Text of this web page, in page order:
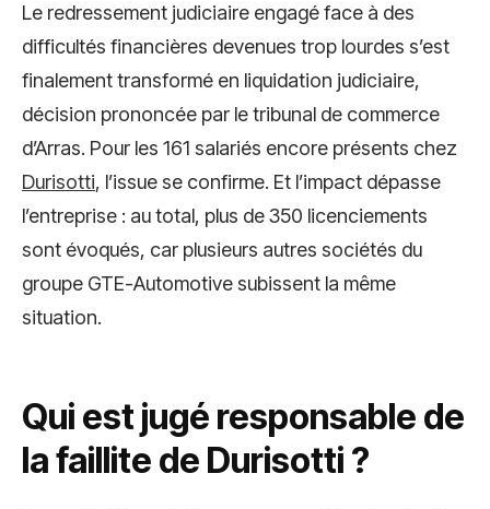
Le redressement judiciaire engagé face à des
difficultés financières devenues trop lourdes s’est
finalement transformé en liquidation judiciaire,
décision prononcée par le tribunal de commerce
d’Arras. Pour les 161 salariés encore présents chez
Durisotti, l’issue se confirme. Et l’impact dépasse
l’entreprise : au total, plus de 350 licenciements
sont évoqués, car plusieurs autres sociétés du
groupe GTE-Automotive subissent la même
situation.
Qui est jugé responsable de
la faillite de Durisotti ?